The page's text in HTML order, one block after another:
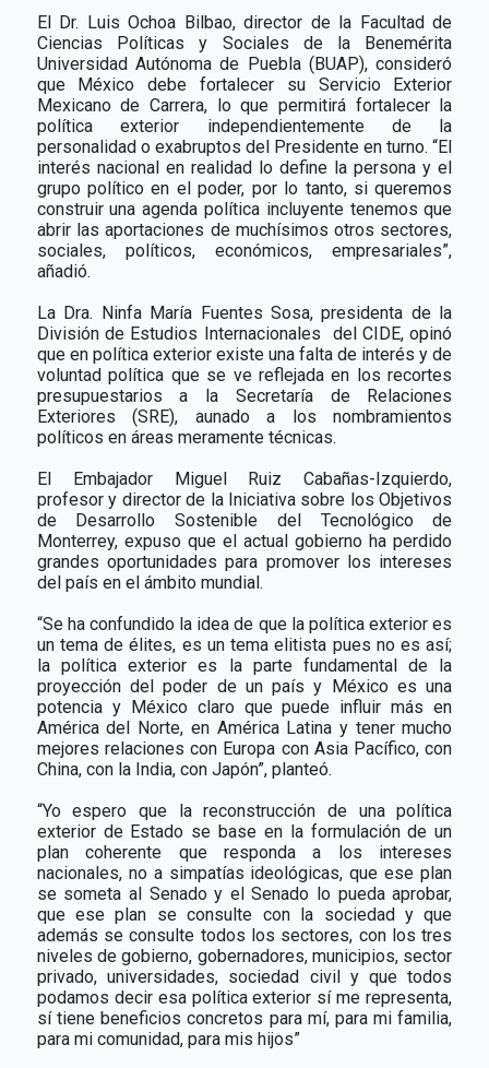
El Dr. Luis Ochoa Bilbao, director de la Facultad de
Ciencias Políticas y Sociales de la Benemérita
Universidad Autónoma de Puebla (BUAP), consideró
que México debe fortalecer su Servicio Exterior
Mexicano de Carrera, lo que permitirá fortalecer la
política exterior independientemente de la
personalidad o exabruptos del Presidente en turno. “El
interés nacional en realidad lo define la persona y el
grupo político en el poder, por lo tanto, si queremos
construir una agenda política incluyente tenemos que
abrir las aportaciones de muchísimos otros sectores,
sociales, políticos, económicos, empresariales”,
añadió.
La Dra. Ninfa María Fuentes Sosa, presidenta de la
División de Estudios Internacionales
del CIDE, opinó
que en política exterior existe una falta de interés y de
voluntad política que se ve reflejada en los recortes
presupuestarios a la Secretaría de Relaciones
Exteriores (SRE), aunado a los nombramientos
políticos en áreas meramente técnicas.
El Embajador Miguel Ruiz Cabañas-Izquierdo,
profesor y director de la Iniciativa sobre los Objetivos
de Desarrollo Sostenible del Tecnológico de
Monterrey, expuso que el actual gobierno ha perdido
grandes oportunidades para promover los intereses
del país en el ámbito mundial.
“Se ha confundido la idea de que la política exterior es
un tema de élites, es un tema elitista pues no es así;
la política exterior es la parte fundamental de la
proyección del poder de un país y México es una
potencia y México claro que puede influir más en
América del Norte, en América Latina y tener mucho
mejores relaciones con Europa con Asia Pacífico, con
China, con la India, con Japón”, planteó.
“Yo espero que la reconstrucción de una política
exterior de Estado se base en la formulación de un
plan coherente que responda a los intereses
nacionales, no a simpatías ideológicas, que ese plan
se someta al Senado y el Senado lo pueda aprobar,
que ese plan se consulte con la sociedad y que
además se consulte todos los sectores, con los tres
niveles de gobierno, gobernadores, municipios, sector
privado, universidades, sociedad civil y que todos
podamos decir esa política exterior sí me representa,
sí tiene beneficios concretos para mí, para mi familia,
para mi comunidad, para mis hijos”